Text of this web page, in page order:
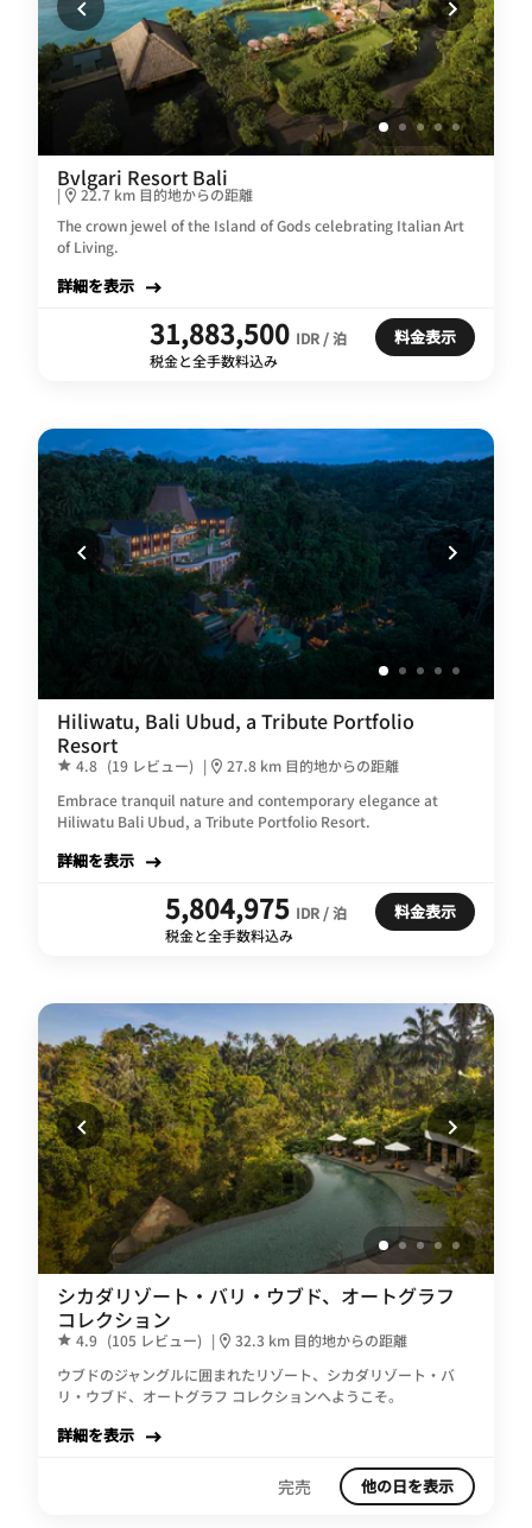
Bvlgari Resort Bali
|
22.7 km 目的地からの距離
The crown jewel of the Island of Gods celebrating Italian Art
of Living.
詳細を表示
31,883,500 IDR / 泊
税金と全手数料込み
料金表示
Hiliwatu, Bali Ubud, a Tribute Portfolio
Resort
4.8 (19 レビュー) |
27.8 km 目的地からの距離
Embrace tranquil nature and contemporary elegance at
Hiliwatu Bali Ubud, a Tribute Portfolio Resort.
詳細を表示
5,804,975 IDR / 泊
税金と全手数料込み
料金表示
シカダリゾート・バリ・ウブド、オートグラフ
コレクション
4.9 (105 レビュー) |
32.3 km 目的地からの距離
ウブドのジャングルに囲まれたリゾート、シカダリゾート・バ
リ・ウブド、オートグラフ コレクションへようこそ。
詳細を表示
完売 他の日を表示